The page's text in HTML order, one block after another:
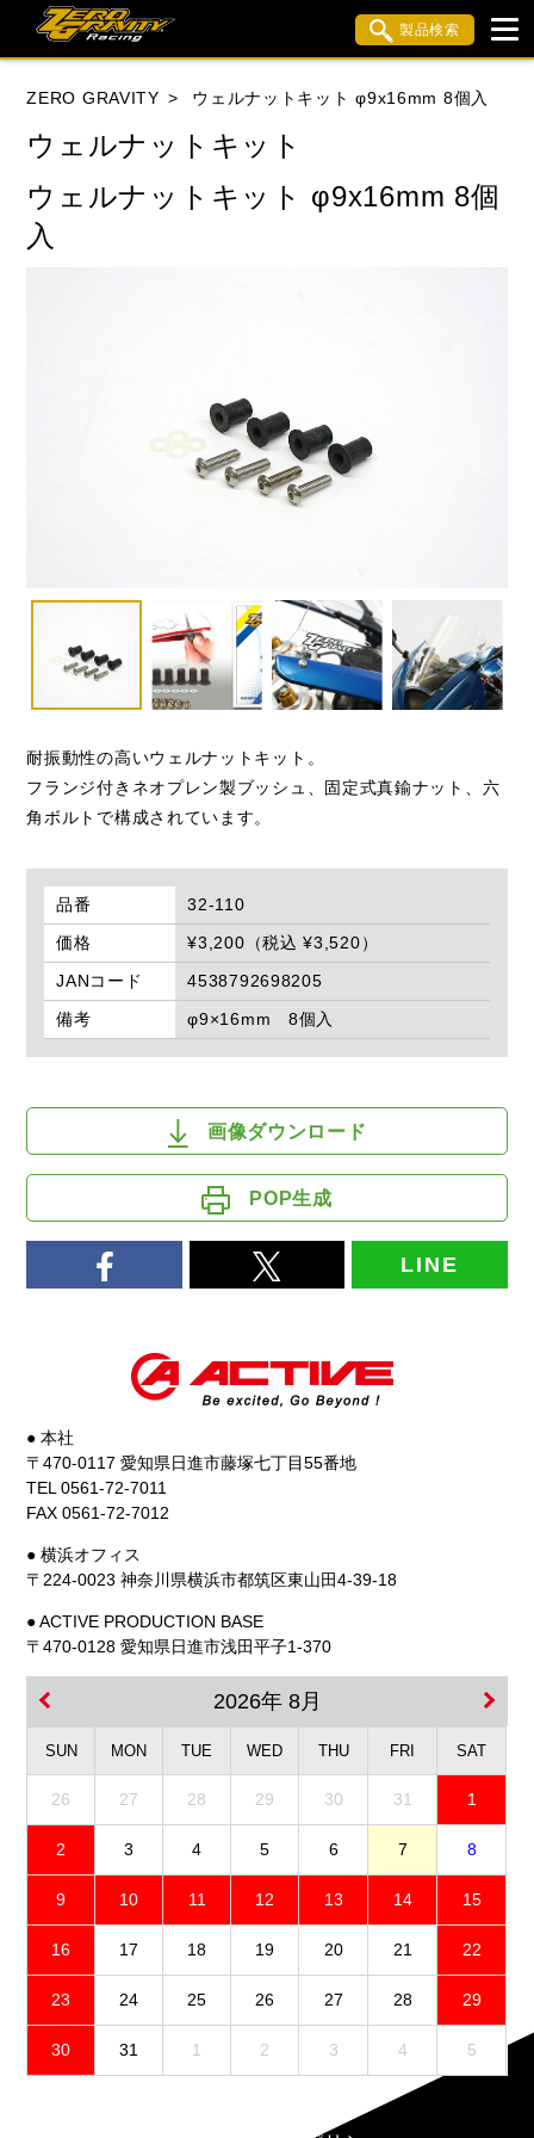
製品検索
HONDA YAMAHA SUZUKI
閉じる
ZERO GRAVITY ウェルナットキット φ9x16mm 8個入
ウェルナットキット
ウェルナットキット φ9x16mm 8個
入
耐振動性の高いウェルナットキット。
フランジ付きネオプレン製ブッシュ、固定式真鍮ナット、六
角ボルトで構成されています。
品番
32-110
価格
¥3,200（税込 ¥3,520）
JANコード
4538792698205
備考
φ9×16mm 8個入
画像ダウンロード
POP生成
LINE
● 本社
〒470-0117 愛知県日進市藤塚七丁目55番地
TEL 0561-72-7011
FAX 0561-72-7012
● 横浜オフィス
〒224-0023 神奈川県横浜市都筑区東山田4-39-18
● ACTIVE PRODUCTION BASE
〒470-0128 愛知県日進市浅田平子1-370
2026年 8月
SUN MON TUE WED THU FRI SAT
26 27 28 29 30 31 1
2 3 4 5 6 7 8
9 10 11 12 13 14 15
16 17 18 19 20 21 22
23 24 25 26 27 28 29
30 31 1 2 3 4 5